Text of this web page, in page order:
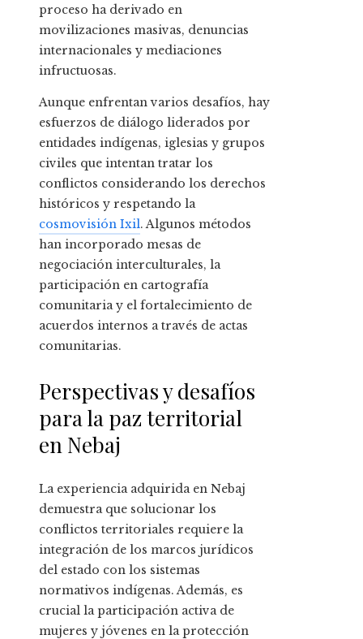
proceso ha derivado en
movilizaciones masivas, denuncias
internacionales y mediaciones
infructuosas.
Aunque enfrentan varios desafíos, hay
esfuerzos de diálogo liderados por
entidades indígenas, iglesias y grupos
civiles que intentan tratar los
conflictos considerando los derechos
históricos y respetando la
cosmovisión Ixil. Algunos métodos
han incorporado mesas de
negociación interculturales, la
participación en cartografía
comunitaria y el fortalecimiento de
acuerdos internos a través de actas
comunitarias.
Perspectivas y desafíos
para la paz territorial
en Nebaj
La experiencia adquirida en Nebaj
demuestra que solucionar los
conflictos territoriales requiere la
integración de los marcos jurídicos
del estado con los sistemas
normativos indígenas. Además, es
crucial la participación activa de
mujeres y jóvenes en la protección